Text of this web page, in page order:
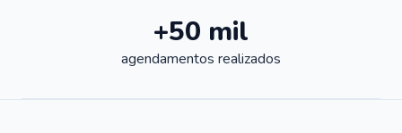
+50 mil
agendamentos realizados